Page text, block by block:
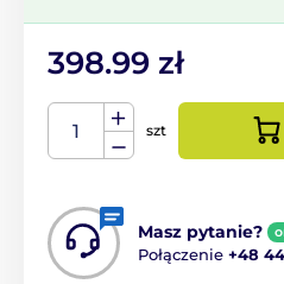
398.99 zł
szt
Masz pytanie?
Połączenie +48